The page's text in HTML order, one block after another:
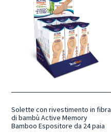
Solette con rivestimento in fibra
di bambù Active Memory
Bamboo Espositore da 24 paia